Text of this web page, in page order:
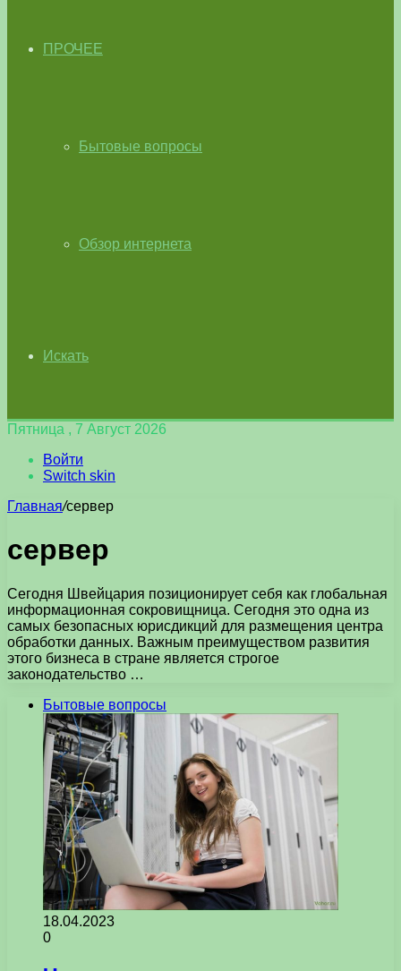
ПРОЧЕЕ
Бытовые вопросы
Обзор интернета
Искать
Пятница , 7 Август 2026
Войти
Switch skin
Главная/сервер
сервер
Сегодня Швейцария позиционирует себя как глобальная
информационная сокровищница. Сегодня это одна из
самых безопасных юрисдикций для размещения центра
обработки данных. Важным преимуществом развития
этого бизнеса в стране является строгое
законодательство …
Бытовые вопросы
18.04.2023
0